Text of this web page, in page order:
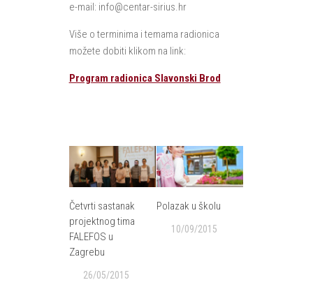
e-mail: info@centar-sirius.hr
Više o terminima i temama radionica
možete dobiti klikom na link:
Program radionica Slavonski Brod
Četvrti sastanak
projektnog tima
FALEFOS u
Zagrebu
26/05/2015
Polazak u školu
10/09/2015